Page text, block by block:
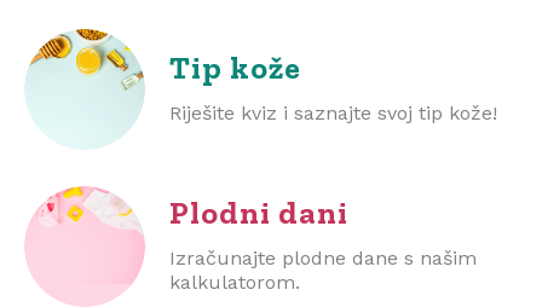
Tip kože
Riješite kviz i saznajte svoj tip kože!
Plodni dani
Izračunajte plodne dane s našim
kalkulatorom.